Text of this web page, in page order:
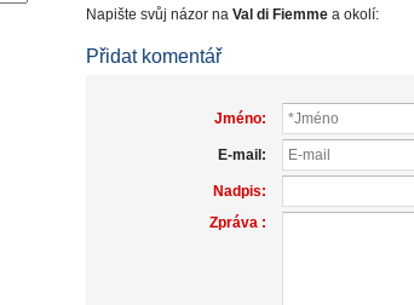
Napište svůj názor na Val di Fiemme a okolí:
Přidat komentář
Jméno:
E-mail:
Nadpis:
Zpráva :